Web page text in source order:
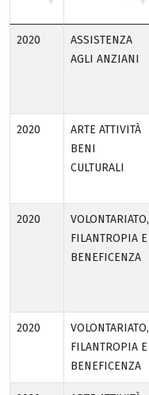
2020
ASSISTENZA
AGLI ANZIANI
2020
ARTE ATTIVITÀ
BENI
CULTURALI
2020
VOLONTARIATO,
FILANTROPIA E
BENEFICENZA
2020
VOLONTARIATO,
FILANTROPIA E
BENEFICENZA